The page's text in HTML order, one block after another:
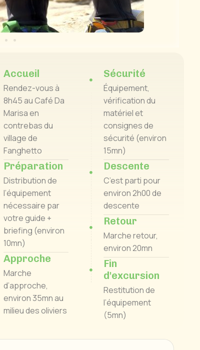
tranquillement le parking, avec des
Accueil
Rendez-vous à
8h45 au Café Da
Marisa en
contrebas du
village de
Fanghetto
Préparation
Distribution de
l’équipement
nécessaire par
votre guide +
briefing (environ
10mn)
Approche
Marche
d’approche,
environ 35mn au
milieu des oliviers
Sécurité
Équipement,
vérification du
matériel et
consignes de
sécurité (environ
15mn)
Descente
C’est parti pour
environ 2h00 de
descente
Retour
Marche retour,
environ 20mn
Fin
d'excursion
Restitution de
l’équipement
(5mn)